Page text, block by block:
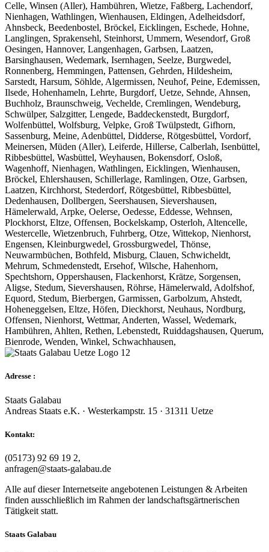
Celle, Winsen (Aller), Hambühren, Wietze, Faßberg, Lachendorf,
Nienhagen, Wathlingen, Wienhausen, Eldingen, Adelheidsdorf,
Ahnsbeck, Beedenbostel, Bröckel, Eicklingen, Eschede, Hohne,
Langlingen, Sprakensehl, Steinhorst, Ummern, Wesendorf, Groß
Oesingen, Hannover, Langenhagen, Garbsen, Laatzen,
Barsinghausen, Wedemark, Isernhagen, Seelze, Burgwedel,
Ronnenberg, Hemmingen, Pattensen, Gehrden, Hildesheim,
Sarstedt, Harsum, Söhlde, Algermissen, Neuhof, Peine, Edemissen,
Ilsede, Hohenhameln, Lehrte, Burgdorf, Uetze, Sehnde, Ahnsen,
Buchholz, Braunschweig, Vechelde, Cremlingen, Wendeburg,
Schwülper, Salzgitter, Lengede, Baddeckenstedt, Burgdorf,
Wolfenbüttel, Wolfsburg, Velpke, Groß Twülpstedt, Gifhorn,
Sassenburg, Meine, Adenbüttel, Didderse, Rötgesbüttel, Vordorf,
Meinersen, Müden (Aller), Leiferde, Hillerse, Calberlah, Isenbüttel,
Ribbesbüttel, Wasbüttel, Weyhausen, Bokensdorf, Osloß,
Wagenhoff, Nienhagen, Wathlingen, Eicklingen, Wienhausen,
Bröckel, Ehlershausen, Schillerlage, Ramlingen, Otze, Garbsen,
Laatzen, Kirchhorst, Stederdorf, Rötgesbüttel, Ribbesbüttel,
Dedenhausen, Dollbergen, Seershausen, Sievershausen,
Hämelerwald, Arpke, Oelerse, Oedesse, Eddesse, Wehnsen,
Plockhorst, Eltze, Offensen, Bockelskamp, Osterloh, Altencelle,
Westercelle, Wietzenbruch, Fuhrberg, Otze, Wittekop, Nienhorst,
Engensen, Kleinburgwedel, Grossburgwedel, Thönse,
Neuwarmbüchen, Bothfeld, Misburg, Clauen, Schwicheldt,
Mehrum, Schmedenstedt, Ersehof, Wilsche, Hahenhorn,
Spechtshorn, Oppershausen, Flackenhorst, Krätze, Sorgensen,
Aligse, Stedum, Sievershausen, Röhrse, Hämelerwald, Adolfshof,
Equord, Stedum, Bierbergen, Garmissen, Garbolzum, Ahstedt,
Hoheneggelsen, Eltze, Höfen, Dieckhorst, Neuhaus, Nordburg,
Offensen, Nienhorst, Wettmar, Anderten, Wassel, Wedemark,
Hambühren, Ahlten, Rethen, Lebenstedt, Ruiddagshausen, Querum,
Bienrode, Wenden, Winkel, Schwachhausen,
Adresse :
Staats Galabau
Andreas Staats e.K. · Westerkampstr. 15 · 31311 Uetze
Kontakt:
(05173) 92 69 19 2,
anfragen@staats-galabau.de
Alle auf dieser Internetseite angebotenen Leistungen & Arbeiten
finden ausschließlich im Rahmen der landschaftsgärtnerischen
Tätigkeit statt.
Staats Galabau